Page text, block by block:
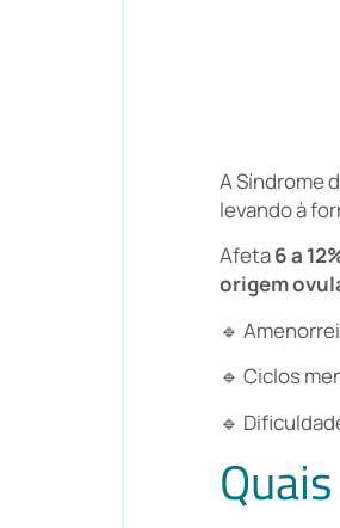
A Síndrome
levando à
Afeta6 a
origem
🔹
🔹 Ciclos
🔹